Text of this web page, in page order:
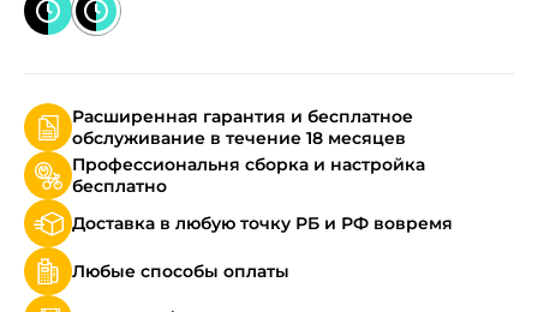
Расширенная гарантия и бесплатное
обслуживание в течение 18 месяцев
Профессиональня сборка и настройка
бесплатно
Доставка в любую точку РБ и РФ вовремя
Любые способы оплаты